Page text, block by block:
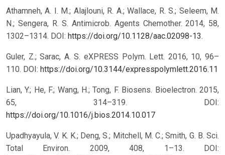
Athamneh, A. I. M.; Alajlouni, R. A.; Wallace, R. S.; Seleem, M.
N.; Sengera, R. S. Antimicrob. Agents Chemother. 2014, 58,
1302–1314. DOI: https://doi.org/10.1128/aac.02098-13.
Guler, Z.; Sarac, A. S. eXPRESS Polym. Lett. 2016, 10, 96–
110. DOI: https://doi.org/10.3144/expresspolymlett.2016.11
Lian, Y.; He, F.; Wang, H.; Tong, F. Biosens. Bioelectron. 2015,
65, 314–319.
DOI:
https://doi.org/10.1016/j.bios.2014.10.017
Upadhyayula, V. K. K.; Deng, S.; Mitchell, M. C.; Smith, G. B. Sci.
Total Environ. 2009, 408, 1–13. DOI: